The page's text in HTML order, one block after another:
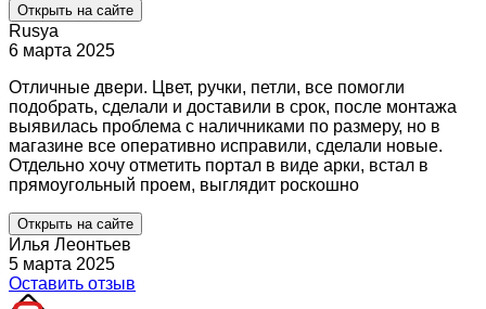
Открыть на сайте
Rusya
6 марта 2025
Отличные двери. Цвет, ручки, петли, все помогли
подобрать, сделали и доставили в срок, после монтажа
выявилась проблема с наличниками по размеру, но в
магазине все оперативно исправили, сделали новые.
Отдельно хочу отметить портал в виде арки, встал в
прямоугольный проем, выглядит роскошно
Открыть на сайте
Илья Леонтьев
5 марта 2025
Оставить отзыв